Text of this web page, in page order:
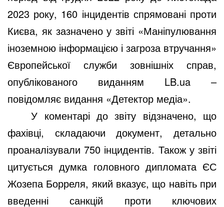
2023 року, 160 інцидентів спрямовані проти
Києва, як зазначено у звіті «Маніпулювання
іноземною інформацією і загроза втручання»
Європейської служби зовнішніх справ,
опублікованого виданням LB.ua –
повідомляє видання «Детектор медіа».
У коментарі до звіту відзначено, що
фахівці, складаючи документ, детально
проаналізували 750 інцидентів. Також у звіті
цитується думка головного дипломата ЄС
Жозепа Борреля, який вказує, що навіть при
введенні санкцій проти ключових